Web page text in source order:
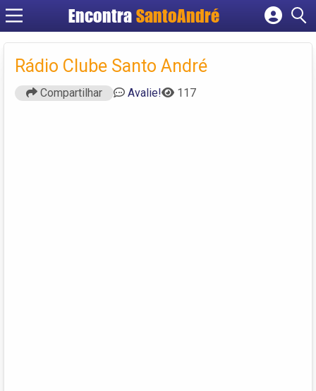
Encontra SantoAndré
Cadastrar empresa
Criar conta
Rádio Clube Santo André
Compartilhar Avalie! 117